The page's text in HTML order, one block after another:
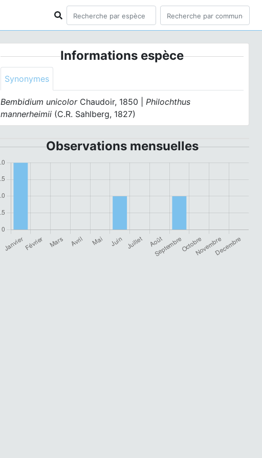
Informations espèce
Synonymes
Bembidium unicolorChaudoir, 1850 |Philochthus
mannerheimii (C.R. Sahlberg, 1827)
Observations mensuelles